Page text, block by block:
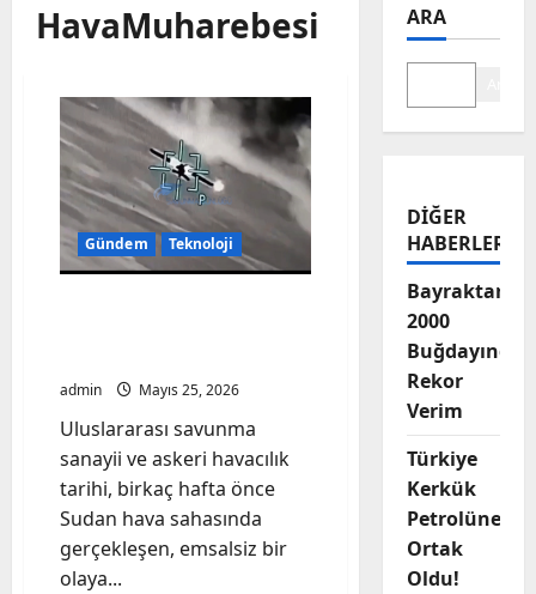
HavaMuharebesi
Gündem Teknoloji
admin Mayıs 25, 2026
Uluslararası savunma
sanayii ve askeri havacılık
tarihi, birkaç hafta önce
Sudan hava sahasında
gerçekleşen, emsalsiz bir
olaya...
ARA
DIĞER
HABERLER
Bayraktar-
2000
Buğdayında
Rekor
Verim
Türkiye
Kerkük
Petrolüne
Ortak
Oldu!